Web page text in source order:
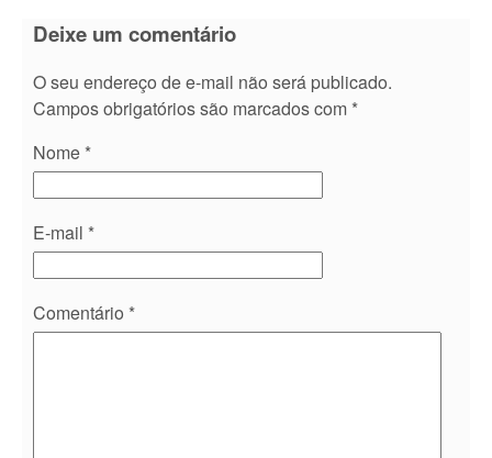
Deixe um comentário
O seu endereço de e-mail não será publicado.
Campos obrigatórios são marcados com *
Nome *
E-mail *
Comentário *